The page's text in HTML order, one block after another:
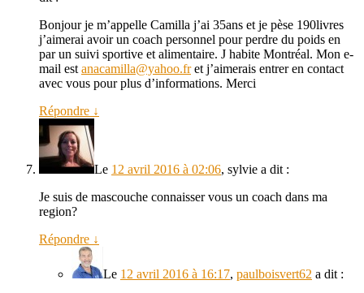
Bonjour je m’appelle Camilla j’ai 35ans et je pèse 190livres
j’aimerai avoir un coach personnel pour perdre du poids en
par un suivi sportive et alimentaire. J habite Montréal. Mon e-
mail est anacamilla@yahoo.fret j’aimerais entrer en contact
avec vous pour plus d’informations. Merci
Répondre ↓
Le 12 avril 2016 à 02:06, sylvie a dit :
Je suis de mascouche connaisser vous un coach dans ma
region?
Répondre ↓
Le 12 avril 2016 à 16:17, paulboisvert62 a dit :